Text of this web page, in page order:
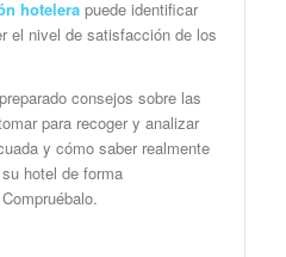
hotelerapuede identificar
el nivel de satisfacción de los
consejos sobre las
para recoger y analizar
y cómo saber realmente
hotel de forma